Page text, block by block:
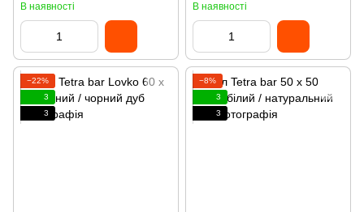
В наявності
В наявності
−22%
3
3
−8%
3
3